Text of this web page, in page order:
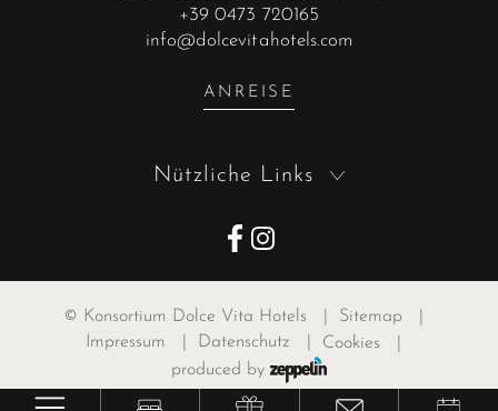
+39 0473 720165
info@dolcevitahotels.com
ANREISE
Nützliche Links
© Konsortium Dolce Vita Hotels Sitemap
Impressum
Datenschutz Cookies
produced by